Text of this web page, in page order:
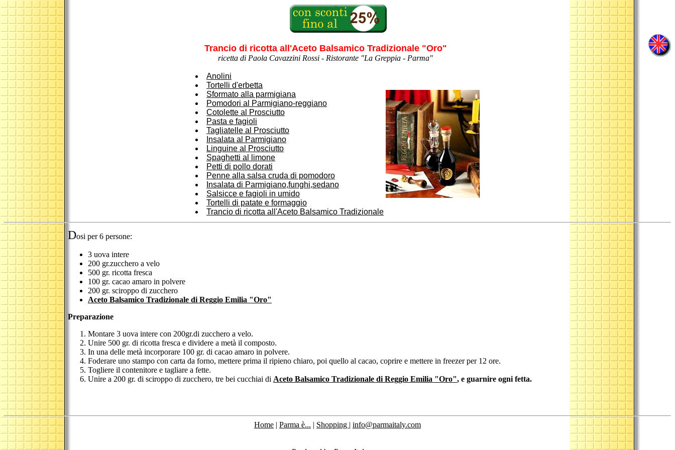
Trancio di ricotta all'Aceto Balsamico Tradizionale "Oro"
ricetta di Paola Cavazzini Rossi - Ristorante "La Greppia - Parma"
Anolini
Tortelli d'erbetta
Sformato alla parmigiana
Pomodori al Parmigiano-reggiano
Cotolette al Prosciutto
Pasta e fagioli
Tagliatelle al Prosciutto
Insalata al Parmigiano
Linguine al Prosciutto
Spaghetti al limone
Petti di pollo dorati
Penne alla salsa cruda di pomodoro
Insalata di Parmigiano,funghi,sedano
Salsicce e fagioli in umido
Tortelli di patate e formaggio
Trancio di ricotta all'Aceto Balsamico Tradizionale
Dosi per 6 persone:
3 uova intere
200 gr.zucchero a velo
500 gr. ricotta fresca
100 gr. cacao amaro in polvere
200 gr. sciroppo di zucchero
Aceto Balsamico Tradizionale di Reggio Emilia "Oro"
Preparazione
Montare 3 uova intere con 200gr.di zucchero a velo.
Unire 500 gr. di ricotta fresca e dividere a metà il composto.
In una delle metà incorporare 100 gr. di cacao amaro in polvere.
Foderare uno stampo con carta da forno, mettere prima il ripieno chiaro, poi quello al cacao, coprire e mettere in freezer per 12 ore.
Togliere il contenitore e tagliare a fette.
Unire a 200 gr. di sciroppo di zucchero, tre bei cucchiai di Aceto Balsamico Tradizionale di Reggio Emilia "Oro", e guarnire ogni fetta.
Home | Parma è... | Shopping | info@parmaitaly.com